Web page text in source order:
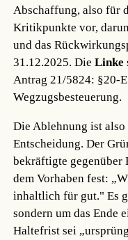
Abschaffung, also für
Kritikpunkte vor,
und das
31.12.2025. DieLinke
Antrag 21/5824: §20-
Wegzugsbesteuerung.
Die Ablehnung ist
Entscheidung. Der
bekräftigte gegenüber
dem Vorhaben fest:
inhaltlich für gut." Es
sondern um das Ende
Haltefrist sei